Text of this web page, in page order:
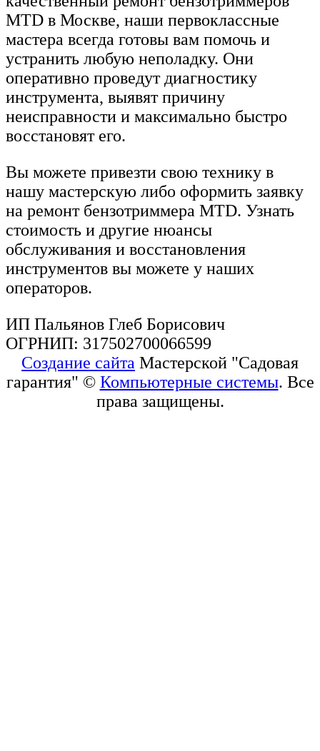
MTD в Москве, наши первоклассные
мастера всегда готовы вам помочь и
устранить любую неполадку. Они
оперативно проведут диагностику
инструмента, выявят причину
неисправности и максимально быстро
восстановят его.
Вы можете привезти свою технику в
нашу мастерскую либо оформить заявку
на ремонт бензотриммера MTD. Узнать
стоимость и другие нюансы
обслуживания и восстановления
инструментов вы можете у наших
операторов.
ИП Пальянов Глеб Борисович
ОГРНИП: 317502700066599
Создание сайта Мастерской "Садовая
гарантия" © Компьютерные системы. Все
права защищены.